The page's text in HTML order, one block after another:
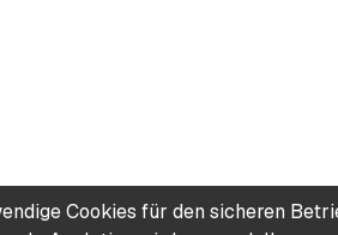
Cookies für den sicheren